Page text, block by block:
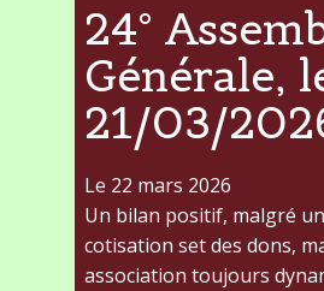
24°
Générale,
21/03/
Le 22 mars 2026
Un bilan positif, malgré
cotisation set des dons,
association toujours